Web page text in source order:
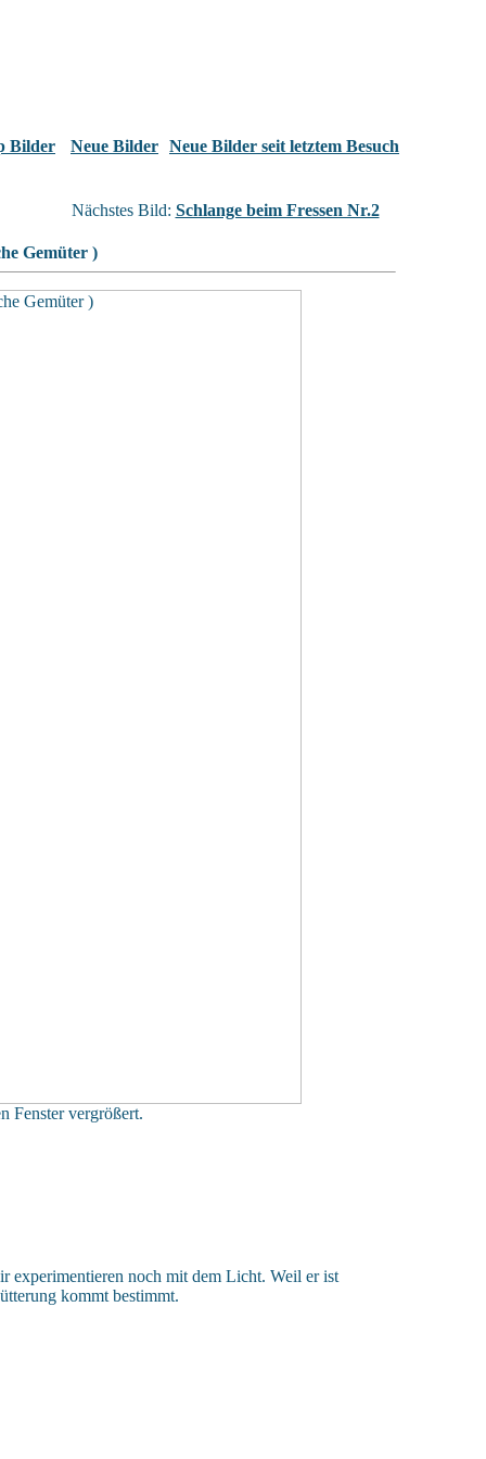
Bilder Neue Bilder Neue Bilder seit letztem Besuch
Nächstes Bild: Schlange beim Fressen Nr.2
Gemüter )
Fenster vergrößert.
experimentieren noch mit dem Licht. Weil er ist
kommt bestimmt.